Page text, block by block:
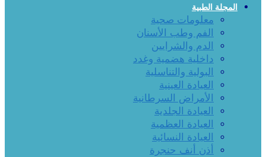
المجلة الطبية
معلومات صحية
الفم وطب الأسنان
الدم والشرايين
داخلية هضمية وغدد
البولية والتناسلية
العيادة العينية
الأمراض السرطانية
العيادة الجلدية
العيادة العظمية
العيادة النسائية
أذن أنف حنجرة